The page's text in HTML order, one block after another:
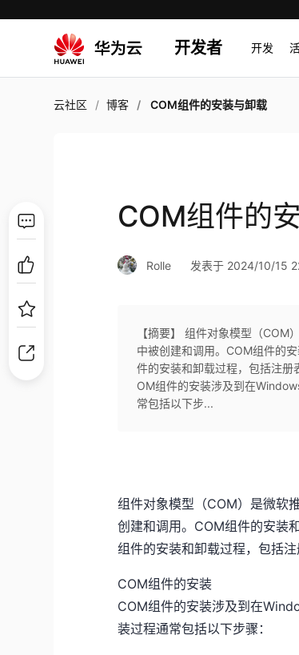
开发者 开发
云社区 博客 COM组件的安装与卸载
COM组件的
Rolle 发表于 2024/10/15
【摘要】 组件对象模型（
中被创建和调用。COM组件的
件的安装和卸载过程，包括注
OM组件的安装涉及到在
常包括以下步...
组件对象模型（COM）是微软
创建和调用。COM组件的安装
组件的安装和卸载过程，包括
COM组件的安装
COM组件的安装涉及到在
装过程通常包括以下步骤：